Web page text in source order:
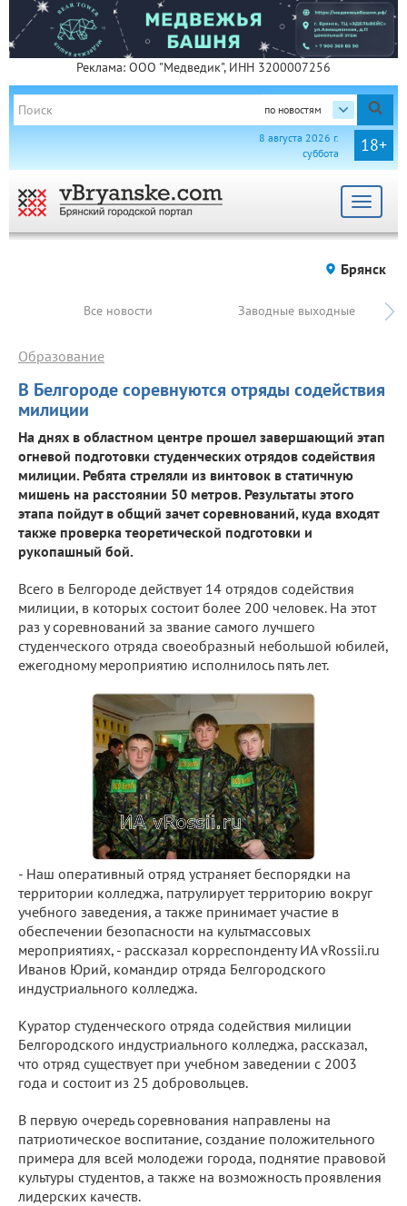
Реклама: ООО "Медведик", ИНН 3200007256
по новостям
18+
8 августа 2026 г.
суббота
Toggle
Брянск
Все новости Заводные выходные
В Белгороде соревнуются отряды содействия
милиции
Образование
На днях в областном центре прошел завершающий этап
огневой подготовки студенческих отрядов содействия
милиции. Ребята стреляли из винтовок в статичную
мишень на расстоянии 50 метров. Результаты этого
этапа пойдут в общий зачет соревнований, куда входят
также проверка теоретической подготовки и
рукопашный бой.
Всего в Белгороде действует 14 отрядов содействия
милиции, в которых состоит более 200 человек. На этот
раз у соревнований за звание самого лучшего
студенческого отряда своеобразный небольшой юбилей,
ежегодному мероприятию исполнилось пять лет.
- Наш оперативный отряд устраняет беспорядки на
территории колледжа, патрулирует территорию вокруг
учебного заведения, а также принимает участие в
обеспечении безопасности на культмассовых
мероприятиях, - рассказал корреспонденту ИА vRossii.ru
Иванов Юрий, командир отряда Белгородского
индустриального колледжа.
Куратор студенческого отряда содействия милиции
Белгородского индустриального колледжа, рассказал,
что отряд существует при учебном заведении с 2003
года и состоит из 25 добровольцев.
В первую очередь соревнования направлены на
патриотическое воспитание, создание положительного
примера для всей молодежи города, поднятие правовой
культуры студентов, а также на возможность проявления
лидерских качеств.